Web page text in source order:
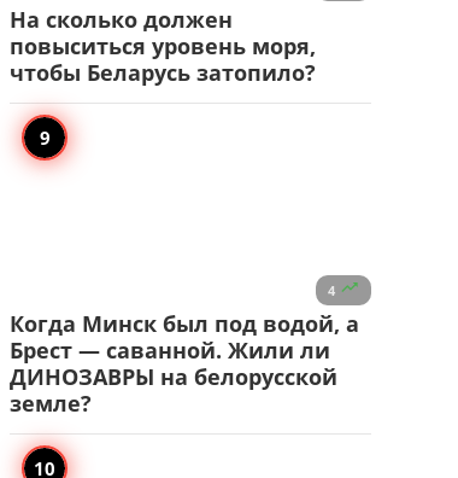
На сколько должен
повыситься уровень моря,
чтобы Беларусь затопило?
4 
Когда Минск был под водой, а
Брест — саванной. Жили ли
ДИНОЗАВРЫ на белорусской
земле?